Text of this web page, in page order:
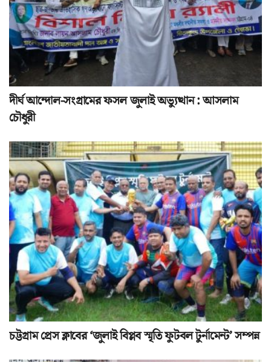
দীর্ঘ আন্দোল-সংগ্রামের ফসল জুলাই অভ্যুত্থান : আসলাম
চৌধুরী
চট্টগ্রাম প্রেস ক্লাবের ‘জুলাই বিপ্লব স্মৃতি ফুটবল টুর্নামেন্ট’ সম্পন্ন